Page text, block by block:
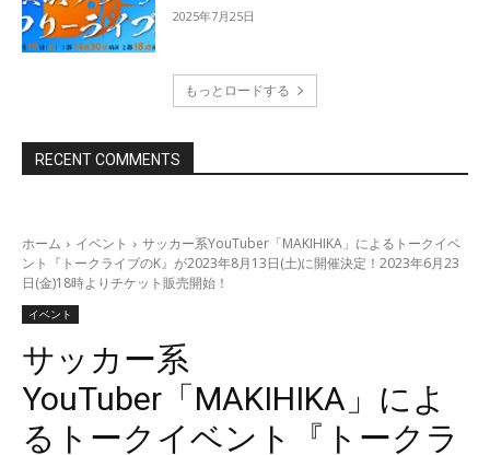
2025年7月25日
もっとロードする
RECENT COMMENTS